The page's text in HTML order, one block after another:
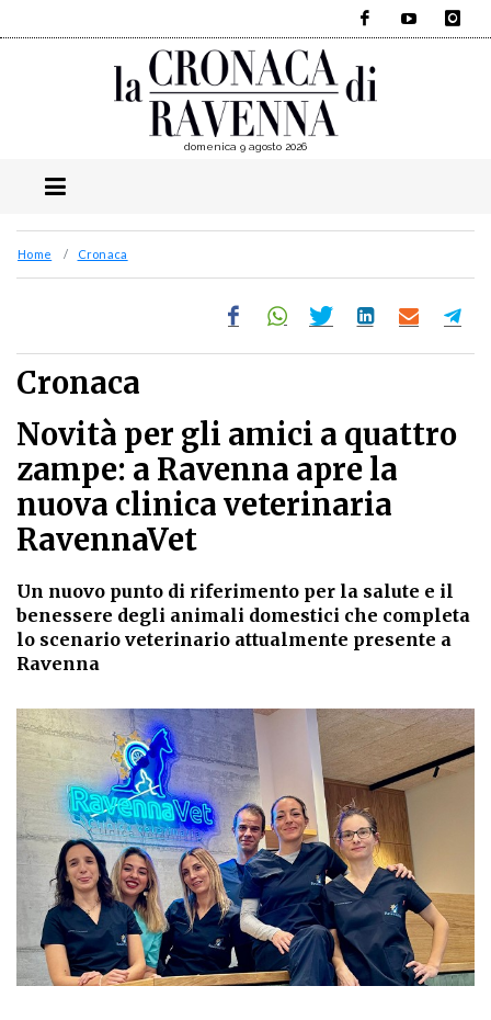
domenica 9 agosto 2026
Home Cronaca
Cronaca
Novità per gli amici a quattro
zampe: a Ravenna apre la
nuova clinica veterinaria
RavennaVet
Un nuovo punto di riferimento per la salute e il
benessere degli animali domestici che completa
lo scenario veterinario attualmente presente a
Ravenna